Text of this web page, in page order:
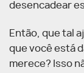
desencadear
Então, que tal
que você está
merece? Isso